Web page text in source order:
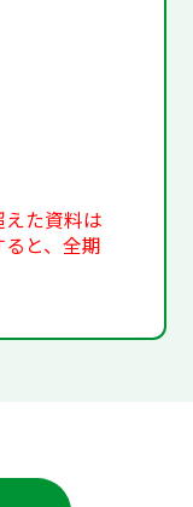
た資料は
ると、全期